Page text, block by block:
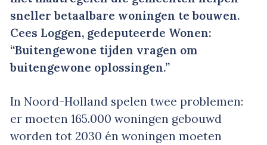
sneller betaalbare woningen te bouwen.
Cees Loggen, gedeputeerde Wonen:
“Buitengewone tijden vragen om
buitengewone oplossingen.”
In Noord-Holland spelen twee problemen:
er moeten 165.000 woningen gebouwd
worden tot 2030 én woningen moeten